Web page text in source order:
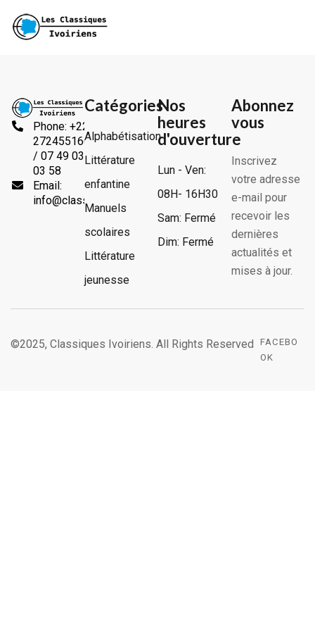
Phone: +225
2724551666
/ 07 49 03
03 58
Email:
info@classiquesivoiriens.com
Catégories
Alphabétisation
Littérature
enfantine
Manuels
scolaires
Littérature
jeunesse
Nos
heures
d'ouverture
Lun - Ven:
08H- 16H30
Sam: Fermé
Dim: Fermé
Abonnez
vous
Inscrivez
votre adresse
e-mail pour
recevoir les
dernières
actualités et
mises à jour.
©2025, Classiques Ivoiriens. All Rights Reserved
FACEBO
OK